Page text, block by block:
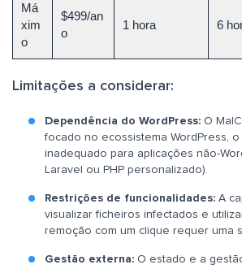
Má
xim
o
$499/an
o
1 hora 6
Limitações a considerar:
Dependência do WordPress: O
focado no ecossistema WordPress,
inadequado para aplicações não-
Laravel ou PHP personalizado).
Restrições de funcionalidades: A
visualizar ficheiros infectados e
remoção com um clique requer uma
Gestão externa: O estado e a